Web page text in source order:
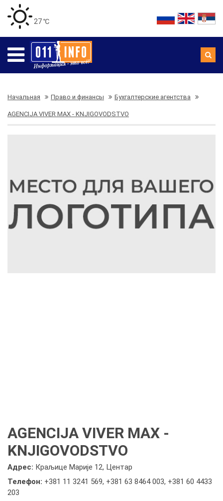
27 ℃
Начальная Право и финансы Бухгалтерские агентства
AGENCIJA VIVER MAX - KNJIGOVODSTVO
AGENCIJA VIVER MAX -
KNJIGOVODSTVO
Адрес: Краљице Марије 12, Центар
Телефон: +381 11 3241 569, +381 63 8464 003, +381 60 4433
203